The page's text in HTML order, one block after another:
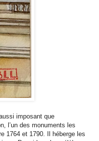
imposant que
l’un des monuments les
1764 et 1790. Il héberge les